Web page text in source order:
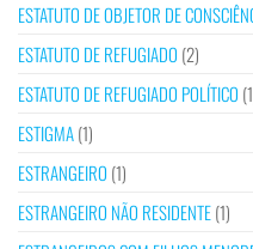
ESTATUTO DE OBJETOR DE
ESTATUTO DE REFUGIADO (2)
ESTATUTO DE REFUGIADO POLÍTICO
ESTIGMA(1)
ESTRANGEIRO (1)
ESTRANGEIRO NÃO RESIDENTE(1)